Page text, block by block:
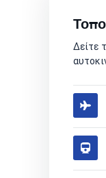
Δείτε